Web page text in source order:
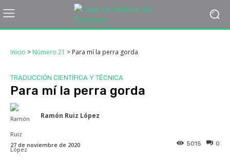
Inicio > Número 21 > Para mí la perra gorda
TRADUCCIÓN CIENTÍFICA Y TÉCNICA
Para mí la perra gorda
Ramón Ruiz López
27 de noviembre de 2020 0
5015